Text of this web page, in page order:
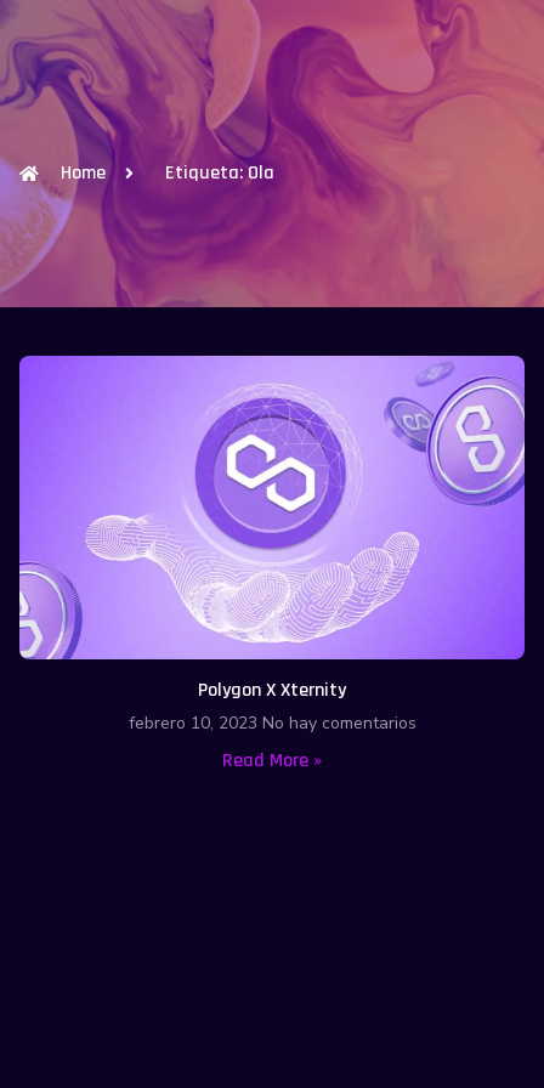
Home Etiqueta: Ola
Polygon X Xternity
febrero 10, 2023 No hay comentarios
Read More »